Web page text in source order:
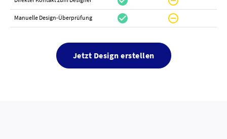
Manuelle Design-Überprüfung check_circle do_not_disturb_on
Jetzt Design erstellen